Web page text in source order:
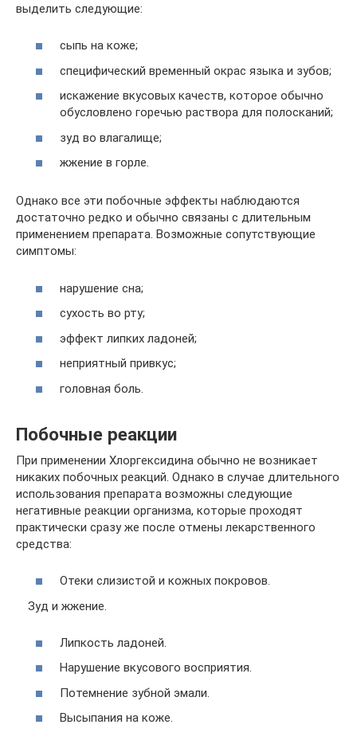
выделить следующие:
сыпь на коже;
специфический временный окрас языка и зубов;
искажение вкусовых качеств, которое обычно
обусловлено горечью раствора для полосканий;
зуд во влагалище;
жжение в горле.
Однако все эти побочные эффекты наблюдаются
достаточно редко и обычно связаны с длительным
применением препарата. Возможные сопутствующие
симптомы:
нарушение сна;
сухость во рту;
эффект липких ладоней;
неприятный привкус;
головная боль.
Побочные реакции
При применении Хлоргексидина обычно не возникает
никаких побочных реакций. Однако в случае длительного
использования препарата возможны следующие
негативные реакции организма, которые проходят
практически сразу же после отмены лекарственного
средства:
Отеки слизистой и кожных покровов.
Зуд и жжение.
Липкость ладоней.
Нарушение вкусового восприятия.
Потемнение зубной эмали.
Высыпания на коже.